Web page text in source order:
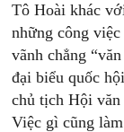
Tô Hoài khác
những công
vãnh chẳng
đại biểu quốc
chủ tịch Hội
Việc gì cũng